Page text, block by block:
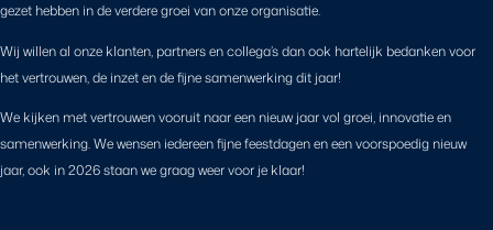
gezet hebben in de verdere groei van onze organisatie.
Wij willen al onze klanten, partners en collega’s dan ook hartelijk bedanken voor
het vertrouwen, de inzet en de fijne samenwerking dit jaar!
We kijken met vertrouwen vooruit naar een nieuw jaar vol groei, innovatie en
samenwerking. We wensen iedereen fijne feestdagen en een voorspoedig nieuw
jaar, ook in 2026 staan we graag weer voor je klaar!